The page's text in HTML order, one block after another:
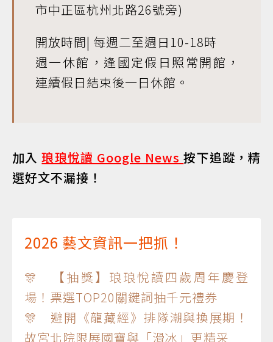
市中正區杭州北路26號旁)
開放時間| 每週二至週日10-18時
週一休館，逢國定假日照常開館，
連續假日結束後一日休館。
加入琅琅悅讀 Google News按下追蹤，精
選好文不漏接！
2026 藝文資訊一把抓！
🎊 【抽獎】琅琅悅讀四歲周年慶登
場！票選TOP20關鍵詞抽千元禮券
🎊 避開《龍藏經》排隊潮與換展期！
故宮北院限展國寶與「滑冰」更精采